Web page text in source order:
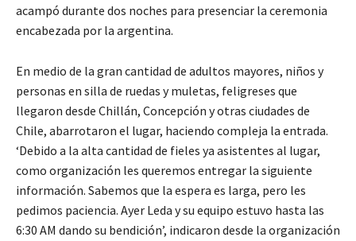
acampó durante dos noches para presenciar la ceremonia
encabezada por la argentina.
En medio de la gran cantidad de adultos mayores, niños y
personas en silla de ruedas y muletas, feligreses que
llegaron desde Chillán, Concepción y otras ciudades de
Chile, abarrotaron el lugar, haciendo compleja la entrada.
‘Debido a la alta cantidad de fieles ya asistentes al lugar,
como organización les queremos entregar la siguiente
información. Sabemos que la espera es larga, pero les
pedimos paciencia. Ayer Leda y su equipo estuvo hasta las
6:30 AM dando su bendición’, indicaron desde la organización